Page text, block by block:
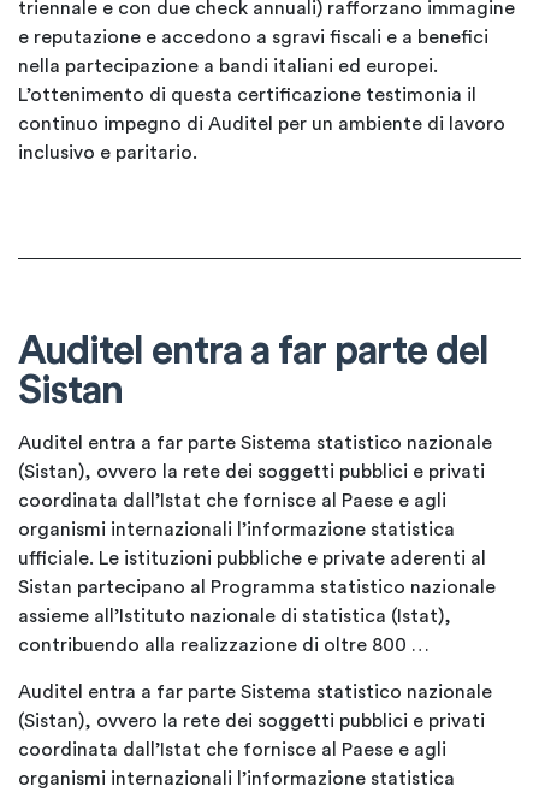
triennale e con due check annuali) rafforzano immagine
e reputazione e accedono a sgravi fiscali e a benefici
nella partecipazione a bandi italiani ed europei.
L’ottenimento di questa certificazione testimonia il
continuo impegno di Auditel per un ambiente di lavoro
inclusivo e paritario.
Auditel entra a far parte del
Sistan
Auditel entra a far parte Sistema statistico nazionale
(Sistan), ovvero la rete dei soggetti pubblici e privati
coordinata dall’Istat che fornisce al Paese e agli
organismi internazionali l’informazione statistica
ufficiale. Le istituzioni pubbliche e private aderenti al
Sistan partecipano al Programma statistico nazionale
assieme all’Istituto nazionale di statistica (Istat),
contribuendo alla realizzazione di oltre 800 …
Auditel entra a far parte Sistema statistico nazionale
(Sistan), ovvero la rete dei soggetti pubblici e privati
coordinata dall’Istat che fornisce al Paese e agli
organismi internazionali l’informazione statistica